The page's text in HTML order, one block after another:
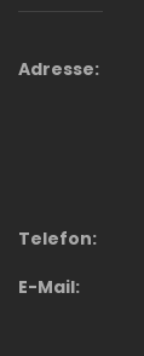
Adresse:
Telefon:
E-Mail: